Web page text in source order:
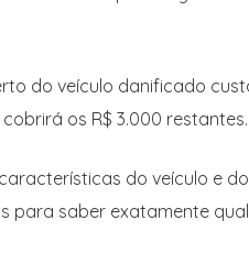
do veículo danificado
os R$ 3.000 restantes.
do veículo e do
para saber exatamente